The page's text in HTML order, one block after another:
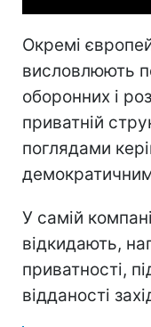
Окремі
висловлюють
оборонних і
приватній
поглядами
У самій
відкидають,
приватності,
відданості